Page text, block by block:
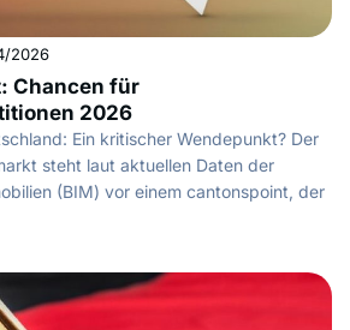
2026
Chancen für
2026
Ein kritischer Wendepunkt? Der
steht laut aktuellen Daten der
(BIM) vor einem cantonspoint, der